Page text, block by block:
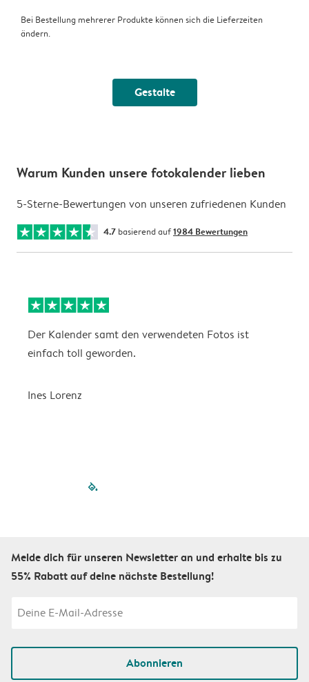
Bei Bestellung mehrerer Produkte können sich die Lieferzeiten
ändern.
Gestalte
Warum Kunden unsere fotokalender lieben
5-Sterne-Bewertungen von unseren zufriedenen Kunden
4.7 basierend auf1984 Bewertungen
Der Kalender samt den verwendeten Fotos ist
einfach toll geworden.
Ines Lorenz
filled-pagination
Melde dich für unseren Newsletter an und erhalte bis zu
55% Rabatt auf deine nächste Bestellung!
Abonnieren